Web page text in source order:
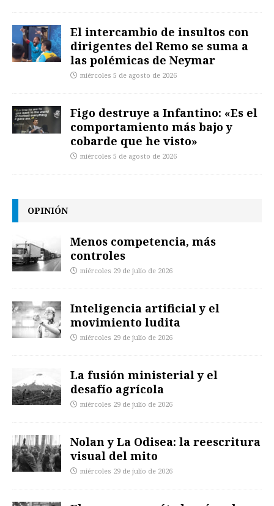
El intercambio de insultos con
dirigentes del Remo se suma a
las polémicas de Neymar
miércoles 5 de agosto de 2026
Figo destruye a Infantino: «Es el
comportamiento más bajo y
cobarde que he visto»
miércoles 5 de agosto de 2026
OPINIÓN
Menos competencia, más
controles
miércoles 29 de julio de 2026
Inteligencia artificial y el
movimiento ludita
miércoles 29 de julio de 2026
La fusión ministerial y el
desafío agrícola
miércoles 29 de julio de 2026
Nolan y La Odisea: la reescritura
visual del mito
miércoles 29 de julio de 2026